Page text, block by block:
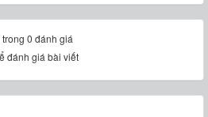
0 đánh giá
đánh giá bài viết